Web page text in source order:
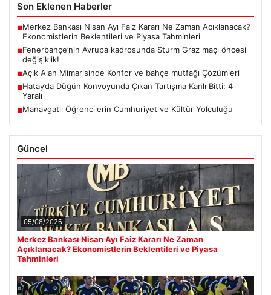
Son Eklenen Haberler
■Merkez Bankası Nisan Ayı Faiz Kararı Ne Zaman Açıklanacak?
Ekonomistlerin Beklentileri ve Piyasa Tahminleri
■Fenerbahçe’nin Avrupa kadrosunda Sturm Graz maçı öncesi
değişiklik!
■Açık Alan Mimarisinde Konfor ve bahçe mutfağı Çözümleri
■Hatay’da Düğün Konvoyunda Çıkan Tartışma Kanlı Bitti: 4
Yaralı
■Manavgatlı Öğrencilerin Cumhuriyet ve Kültür Yolculuğu
Güncel
05/08/2026
Merkez Bankası Nisan Ayı Faiz Kararı Ne Zaman
Açıklanacak? Ekonomistlerin Beklentileri ve Piyasa
Tahminleri